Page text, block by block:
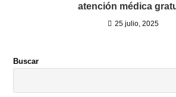
atención médica
25 julio, 2025
Buscar